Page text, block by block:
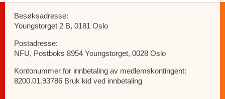
Besøksadresse:
Youngstorget 2 B, 0181 Oslo
Postadresse:
NFU, Postboks 8954 Youngstorget, 0028 Oslo
Kontonummer for innbetaling av medlemskontingent:
8200.01.93786 Bruk kid ved innbetaling